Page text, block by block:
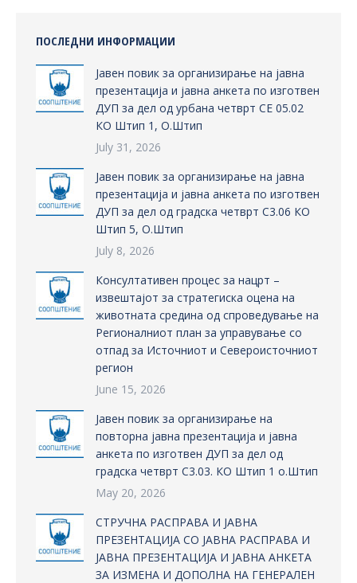
ПОСЛЕДНИ ИНФОРМАЦИИ
Јавен повик за организирање на јавна
презентација и јавна анкета по изготвен
ДУП за дел од урбана четврт СЕ 05.02
КО Штип 1, О.Штип
July 31, 2026
Јавен повик за организирање на јавна
презентација и јавна анкета по изготвен
ДУП за дел од градска четврт С3.06 КО
Штип 5, О.Штип
July 8, 2026
Консултативен процес за нацрт –
извештајот за стратегиска оцена на
животната средина од спроведување на
Регионалниот план за управување со
отпад за Источниот и Североисточниот
регион
June 15, 2026
Јавен повик за организирање на
повторна јавна презентација и јавна
анкета по изготвен ДУП за дел од
градска четврт С3.03. КО Штип 1 о.Штип
May 20, 2026
СТРУЧНА РАСПРАВА И ЈАВНА
ПРЕЗЕНТАЦИЈА СО ЈАВНА РАСПРАВА И
ЈАВНА ПРЕЗЕНТАЦИЈА И ЈАВНА АНКЕТА
ЗА ИЗМЕНА И ДОПОЛНА НА ГЕНЕРАЛЕН